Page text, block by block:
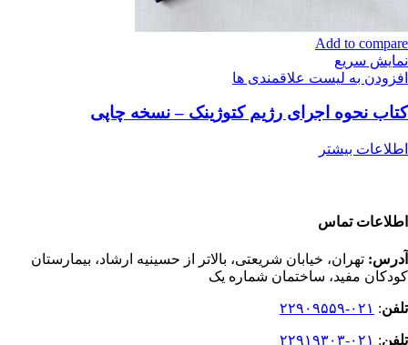
Add to compare
نمایش سریع
افزودن به لیست علاقمندی ها
کتاب نحوه اجرای رژیم کتوژینک – نسخه چاپی
اطلاعات بیشتر
اطلاعات تماس
آدرس: تهران، خیابان شریعتی، بالاتر از حسینیه ارشاد، بیمارستان
کودکان مفید، ساختمان شماره یک
تلفن: ۰۲۱-۲۲۹۰۹۵۵۹
تلفن: ۰۲۱-۲۲۹۱۹۳۰۳